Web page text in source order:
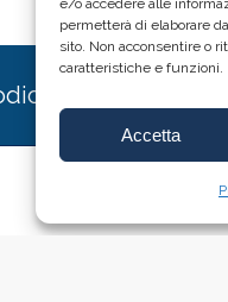
e/o accedere alle
permetterà di elaborare
sito. Non acconsentire o
caratteristiche e funzioni.
Accetta
Etico